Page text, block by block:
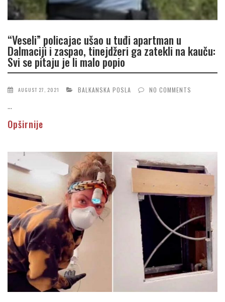
“Veseli” policajac ušao u tuđi apartman u
Dalmaciji i zaspao, tinejdžeri ga zatekli na kauču:
Svi se pitaju je li malo popio
AUGUST 27, 2021 BALKANSKA POSLA NO COMMENTS
...
Opširnije